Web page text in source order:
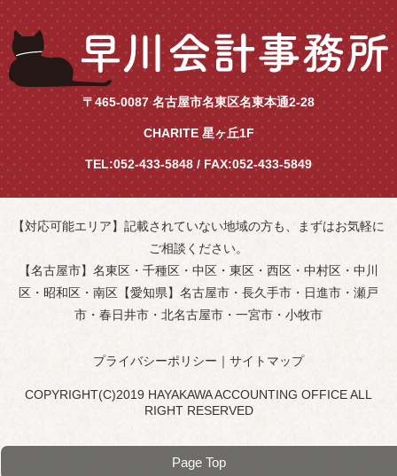
〒465-0087 名古屋市名東区名東本通2-28
CHARITE 星ヶ丘1F
TEL:052-433-5848 / FAX:052-433-5849
【対応可能エリア】記載されていない地域の方も、まずはお気軽に
ご相談ください。
【名古屋市】名東区・千種区・中区・東区・西区・中村区・中川
区・昭和区・南区【愛知県】名古屋市・長久手市・日進市・瀬戸
市・春日井市・北名古屋市・一宮市・小牧市
プライバシーポリシー ｜ サイトマップ
COPYRIGHT(C)2019 HAYAKAWA ACCOUNTING OFFICE ALL
RIGHT RESERVED
Page Top